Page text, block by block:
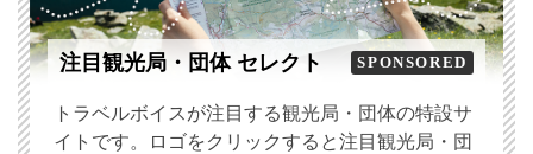
注目観光局・団体 セレクト SPONSORED
トラベルボイスが注目する観光局・団体の特設サ
イトです。ロゴをクリックすると注目観光局・団